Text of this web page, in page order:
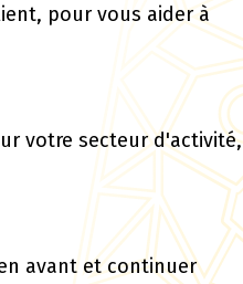
pour vous aider à
votre secteur d'activité,
avant et continuer